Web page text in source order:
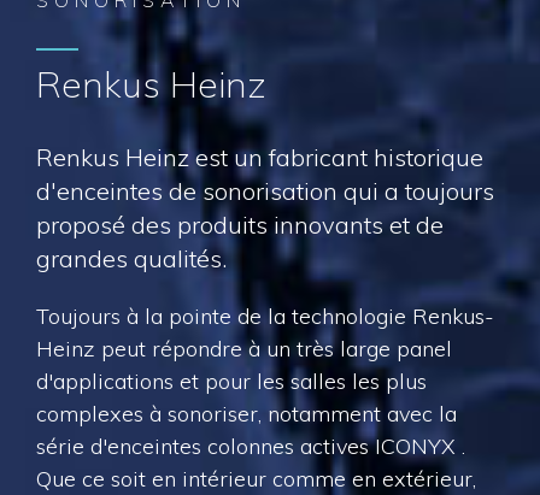
Renkus Heinz
Renkus Heinz est un fabricant historique
d'enceintes de sonorisation qui a toujours
proposé des produits innovants et de
grandes qualités.
Toujours à la pointe de la technologie Renkus-
Heinz peut répondre à un très large panel
d'applications et pour les salles les plus
complexes à sonoriser, notamment avec la
série d'enceintes colonnes actives ICONYX .
Que ce soit en intérieur comme en extérieur,